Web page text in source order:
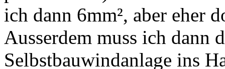
ich dann 6mm², aber eher
Ausserdem muss ich dann
Selbstbauwindanlage ins